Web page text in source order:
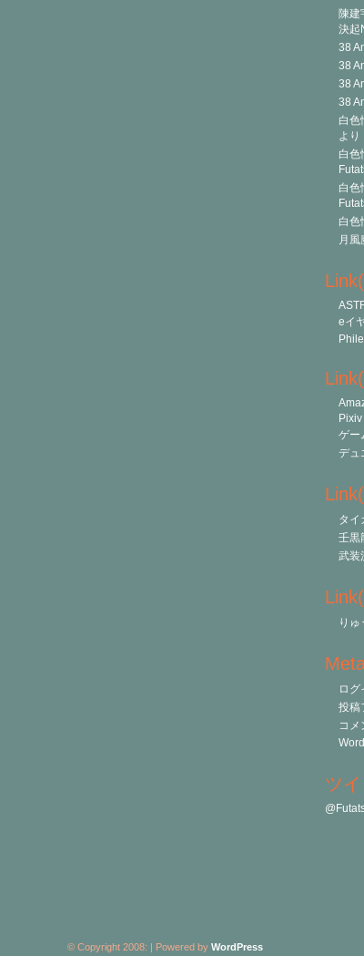
陳建
決起
38
38
38
38
白色
より
白色
白色
白色
月風
eイ
Pixiv
ゲー
デュ
タイ
壬黒
武装
りゅ
ログ
投稿
コメ
ツ
© Copyright 2008: | Powered by WordPress